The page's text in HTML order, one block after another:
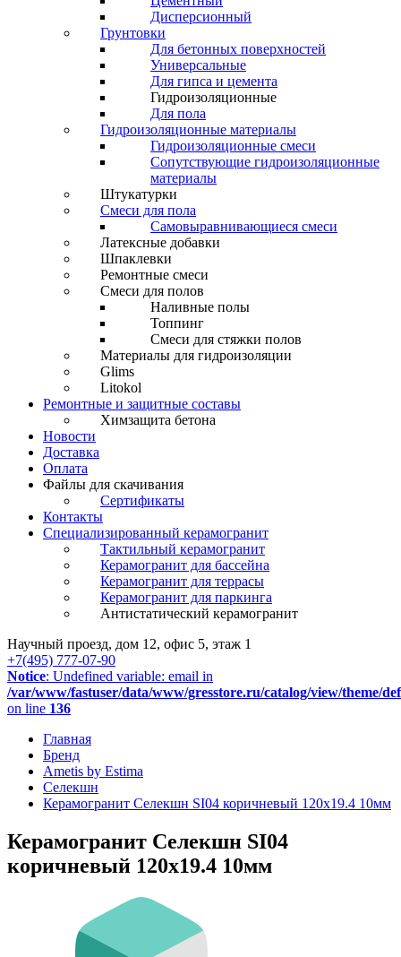
Дисперсионный
Грунтовки
Для бетонных поверхностей
Универсальные
Для гипса и цемента
Гидроизоляционные
Для пола
Гидроизоляционные материалы
Гидроизоляционные смеси
Сопутствующие гидроизоляционные
материалы
Штукатурки
Смеси для пола
Самовыравнивающиеся смеси
Латексные добавки
Шпаклевки
Ремонтные смеси
Смеси для полов
Наливные полы
Топпинг
Смеси для стяжки полов
Материалы для гидроизоляции
Glims
Litokol
Ремонтные и защитные составы
Химзащита бетона
Новости
Доставка
Оплата
Файлы для скачивания
Сертификаты
Контакты
Специализированный керамогранит
Тактильный керамогранит
Керамогранит для бассейна
Керамогранит для террасы
Керамогранит для паркинга
Антистатический керамогранит
Научный проезд, дом 12, офис 5, этаж 1
+7(495) 777-07-90
Notice: Undefined variable: email in
/var/www/fastuser/data/www/gresstore.ru/catalog/view/theme/
on line 136
Главная
Бренд
Ametis by Estima
Селекшн
Керамогранит Селекшн SI04 коричневый 120x19.4 10мм
Керамогранит Селекшн SI04
коричневый 120x19.4 10мм